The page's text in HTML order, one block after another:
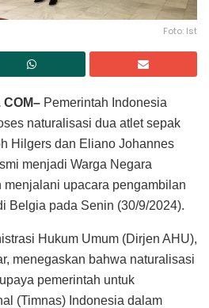
Foto: Ist
COM– Pemerintah Indonesia
naturalisasi dua atlet sepak
Hilgers dan Eliano Johannes
menjadi Warga Negara
menjalani upacara pengambilan
Belgia pada Senin (30/9/2024).
Hukum Umum (Dirjen AHU),
menegaskan bahwa naturalisasi
pemerintah untuk
(Timnas) Indonesia dalam